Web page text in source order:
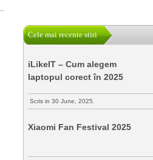
Cele mai recente stiri
iLikeIT – Cum alegem
laptopul corect în 2025
Scris in 30 June, 2025.
Xiaomi Fan Festival 2025